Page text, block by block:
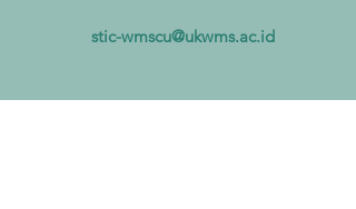
hingga Laut
stic-wmscu@ukwms.ac.id
ADDRESS